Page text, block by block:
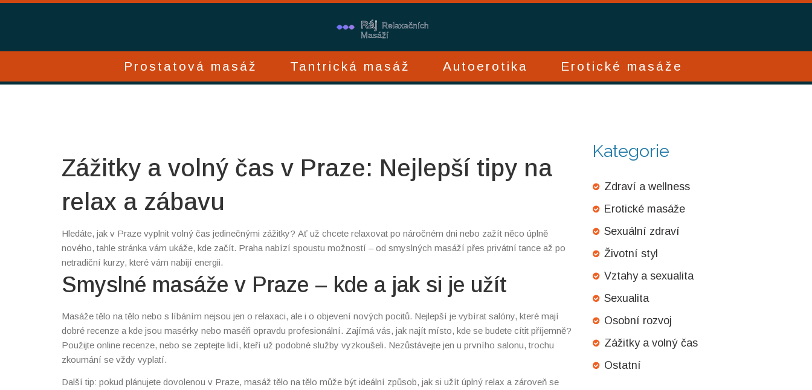
Prostatová masáž Tantrická masáž Autoerotika Erotické masáže
Zážitky a volný čas v Praze: Nejlepší tipy na
relax a zábavu
Hledáte, jak v Praze vyplnit volný čas jedinečnými zážitky? Ať už chcete relaxovat po náročném dni nebo zažít něco úplně
nového, tahle stránka vám ukáže, kde začít. Praha nabízí spoustu možností – od smyslných masáží přes privátní tance až po
netradiční kurzy, které vám nabijí energii.
Smyslné masáže v Praze – kde a jak si je užít
Masáže tělo na tělo nebo s líbáním nejsou jen o relaxaci, ale i o objevení nových pocitů. Nejlepší je vybírat salóny, které mají
dobré recenze a kde jsou masérky nebo maséři opravdu profesionální. Zajímá vás, jak najít místo, kde se budete cítit příjemně?
Použijte online recenze, nebo se zeptejte lidí, kteří už podobné služby vyzkoušeli. Nezůstávejte jen u prvního salonu, trochu
zkoumání se vždy vyplatí.
Další tip: pokud plánujete dovolenou v Praze, masáž tělo na tělo může být ideální způsob, jak si užít úplný relax a zároveň se
Kategorie
Zdraví a wellness
Erotické masáže
Sexuální zdraví
Životní styl
Vztahy a sexualita
Sexualita
Osobní rozvoj
Zážitky a volný čas
Ostatní